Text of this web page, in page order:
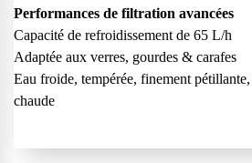
Performances de filtration avancées
Capacité de refroidissement de 65 L/h
Adaptée aux verres, gourdes & carafes
Eau froide, tempérée, finement
chaude